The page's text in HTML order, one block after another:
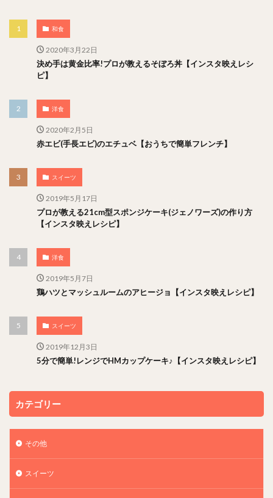
和食
2020年3月22日
決め手は黄金比率!プロが教えるそぼろ丼【インスタ映えレシ
ピ】
洋食
2020年2月5日
赤エビ(手長エビ)のエチュベ【おうちで簡単フレンチ】
スイーツ
2019年5月17日
プロが教える21cm型スポンジケーキ(ジェノワーズ)の作り方
【インスタ映えレシピ】
洋食
2019年5月7日
鶏ハツとマッシュルームのアヒージョ【インスタ映えレシピ】
スイーツ
2019年12月3日
5分で簡単!レンジでHMカップケーキ♪【インスタ映えレシピ】
カテゴリー
その他
スイーツ